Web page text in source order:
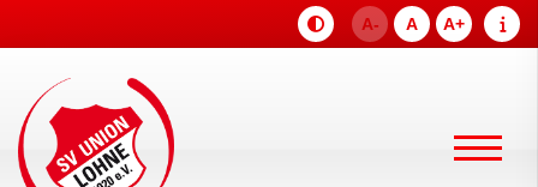
A- A A+